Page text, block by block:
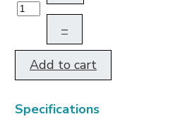
–
Add to cart
Specifications